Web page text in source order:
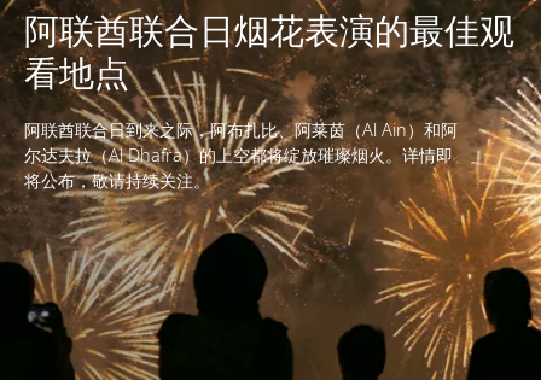
阿联酋联合日烟花表演的最佳观
看地点
阿联酋联合日到来之际，阿布扎比、阿莱茵（Al Ain）和阿
尔达夫拉（Al Dhafra）的上空都将绽放璀璨烟火。详情即
将公布，敬请持续关注。